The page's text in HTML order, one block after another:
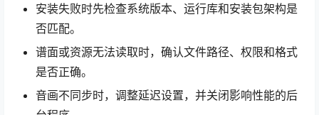
安装失败时先检查系统版本、运行库和安装包架构是
否匹配。
谱面或资源无法读取时，确认文件路径、权限和格式
是否正确。
音画不同步时，调整延迟设置，并关闭影响性能的后